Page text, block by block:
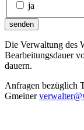
ja
senden
Die Verwaltung des
Bearbeitungsdauer
dauern.
Anfragen bezüglich
Gmeiner